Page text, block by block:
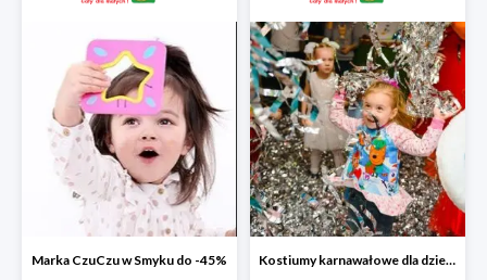
Marka CzuCzu w Smyku do -45% Kostiumy karnawałowe dla dzieci w Smyku do -40%